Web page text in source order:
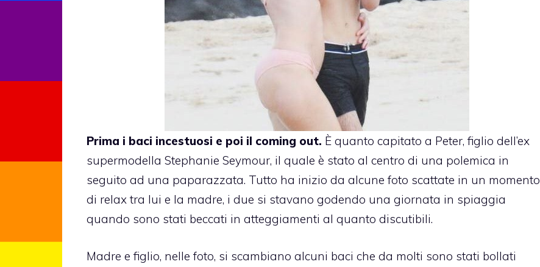
Prima i baci incestuosi e poi il coming out. È quanto capitato a Peter, figlio dell’ex
supermodella Stephanie Seymour, il quale è stato al centro di una polemica in
seguito ad una paparazzata. Tutto ha inizio da alcune foto scattate in un momento
di relax tra lui e la madre, i due si stavano godendo una giornata in spiaggia
quando sono stati beccati in atteggiamenti al quanto discutibili.
Madre e figlio, nelle foto, si scambiano alcuni baci che da molti sono stati bollati